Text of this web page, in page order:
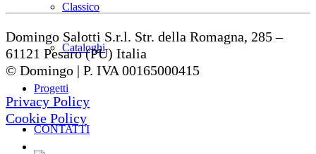
Classico
Cataloghi
Progetti
CONTATTI
Domingo Salotti S.r.l. Str. della Romagna, 285 –
61121 Pesaro (PU) Italia
© Domingo | P. IVA 00165000415
Privacy Policy
Cookie Policy